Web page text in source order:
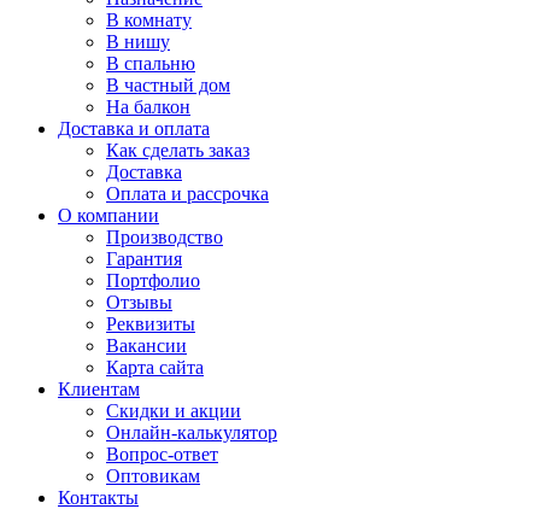
В комнату
В нишу
В спальню
В частный дом
На балкон
Доставка и оплата
Как сделать заказ
Доставка
Оплата и рассрочка
О компании
Производство
Гарантия
Портфолио
Отзывы
Реквизиты
Вакансии
Карта сайта
Клиентам
Скидки и акции
Онлайн-калькулятор
Вопрос-ответ
Оптовикам
Контакты